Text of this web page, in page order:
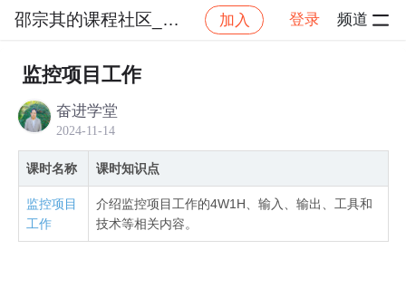
邵宗其的课程社区_NO_1 加入 登录 频道
社区 邵宗其的课程社区_NO_1
监控项目工作
奋进学堂
2024-11-14
课时名称 课时知识点
监控项目
工作
介绍监控项目工作的4W1H、输入、输出、工具和
技术等相关内容。